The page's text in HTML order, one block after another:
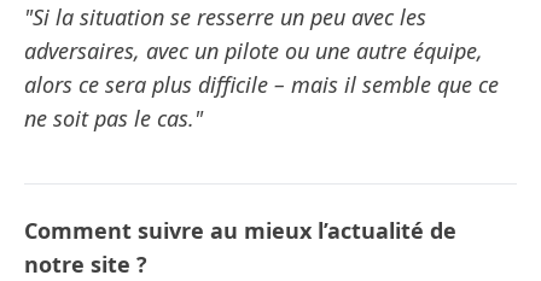
"Si la situation se resserre un peu avec les
adversaires, avec un pilote ou une autre équipe,
alors ce sera plus difficile – mais il semble que ce
ne soit pas le cas."
Comment suivre au mieux l’actualité de
notre site ?